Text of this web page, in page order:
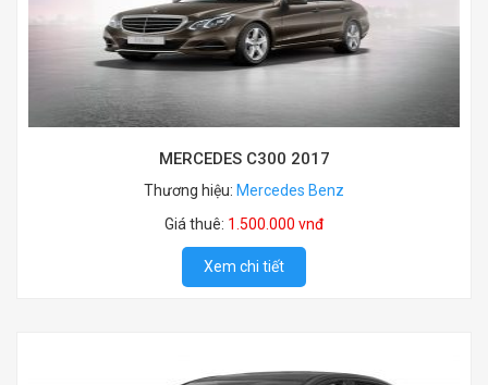
MERCEDES C300 2017
Thương hiệu: Mercedes Benz
Giá thuê: 1.500.000 vnđ
Xem chi tiết